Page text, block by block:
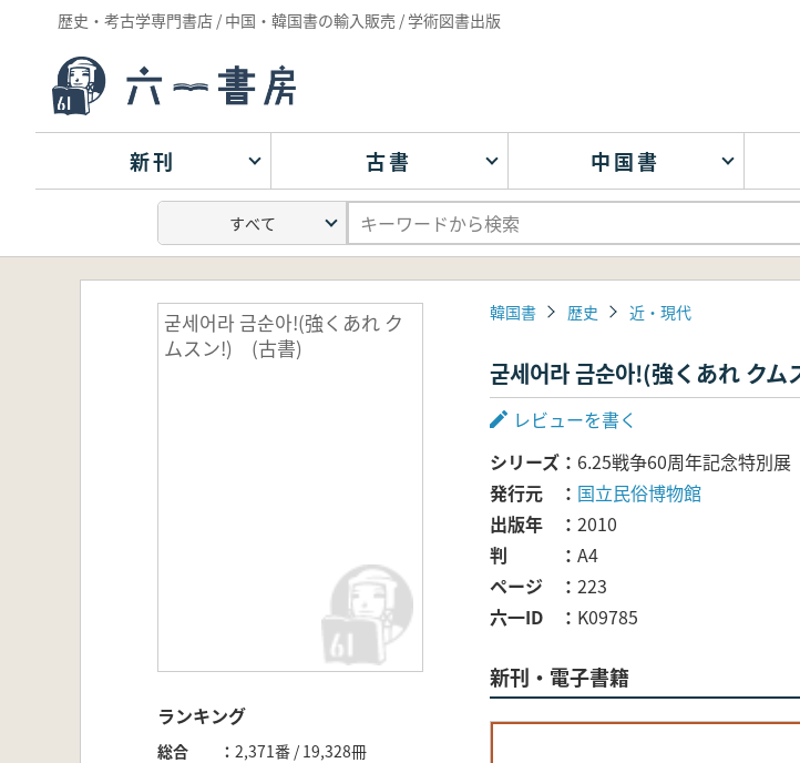
歴史・考古学専門書店 / 中国・韓国書の輸入販売 / 学術図書出版
新刊 古書 中国書
굳세어라 금순아!(強くあれ ク
ムスン!) (古書)
ランキング
総合
2,371番 / 19,328冊
韓国書 歴史 近・現代
굳세어라 금순아!(強くあれ ク
レビューを書く
シリーズ
6.25戦争60周年記念特別展
発行元
国立民俗博物館
出版年
2010
判
A4
ページ
223
六一ID
K09785
新刊・電子書籍